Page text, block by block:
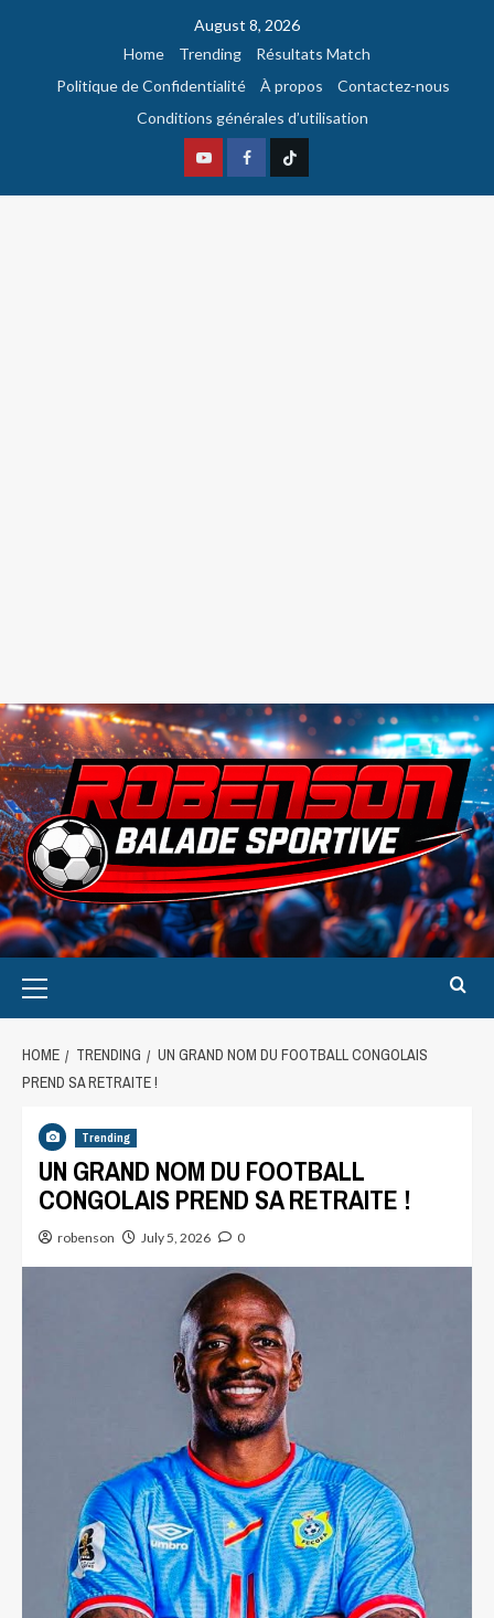
August 8, 2026
Home
Trending
Résultats Match
Politique de Confidentialité
À propos
Contactez-nous
Conditions générales d’utilisation
HOME TRENDING
UN GRAND NOM DU FOOTBALL CONGOLAIS
PREND SA RETRAITE !
Trending
UN GRAND NOM DU FOOTBALL
CONGOLAIS PREND SA RETRAITE !
robenson July 5, 2026 0